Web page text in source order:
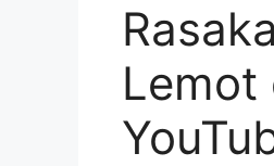
Lemot